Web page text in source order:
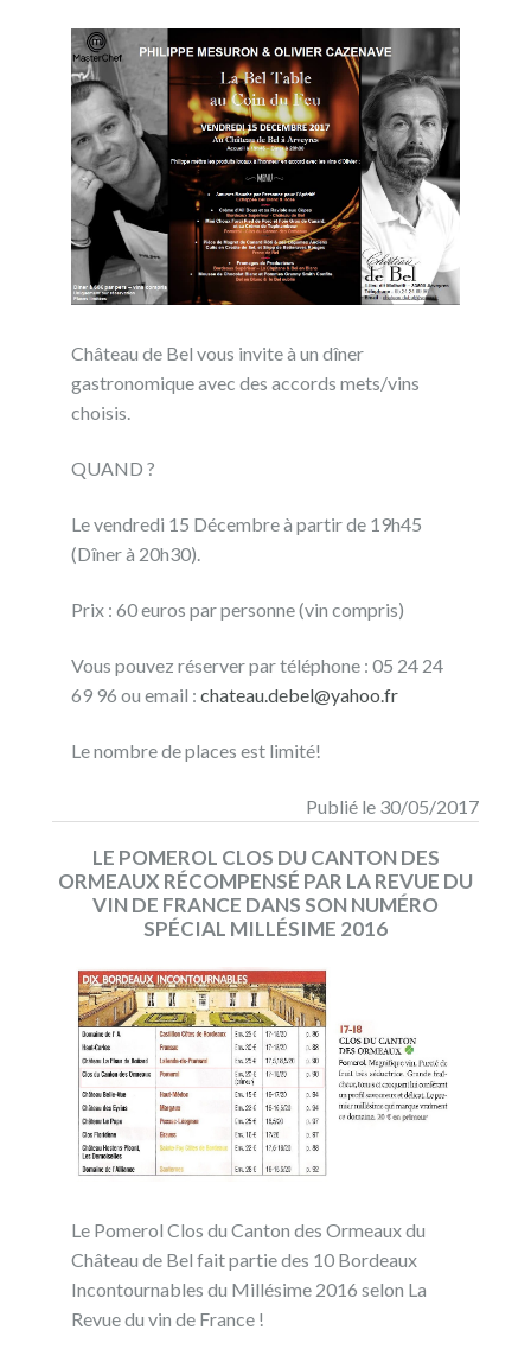
Château de Bel vous invite à un dîner
gastronomique avec des accords mets/vins
choisis.
QUAND ?
Le vendredi 15 Décembre à partir de 19h45
(Dîner à 20h30).
Prix : 60 euros par personne (vin compris)
Vous pouvez réserver par téléphone : 05 24 24
69 96 ou email : chateau.debel@yahoo.fr
Le nombre de places est limité!
Publié le 30/05/2017
LE POMEROL CLOS DU CANTON DES
ORMEAUX RÉCOMPENSÉ PAR LA REVUE DU
VIN DE FRANCE DANS SON NUMÉRO
SPÉCIAL MILLÉSIME 2016
Le Pomerol Clos du Canton des Ormeaux du
Château de Bel fait partie des 10 Bordeaux
Incontournables du Millésime 2016 selon La
Revue du vin de France !